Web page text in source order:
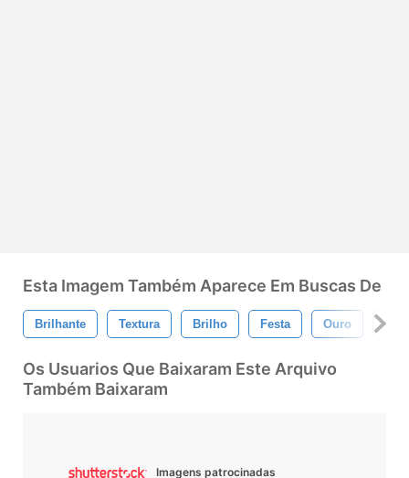
Esta Imagem Também Aparece Em Buscas De
Brilhante Textura Brilho Festa Ouro
Os Usuarios Que Baixaram Este Arquivo
Também Baixaram
Imagens patrocinadas